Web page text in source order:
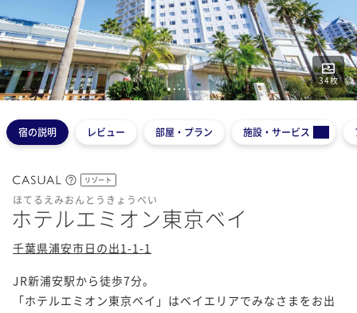
34枚
123 45
宿の説明 レビュー 部屋・プラン 施設・サービス
リゾート
ほてるえみおんとうきょうべい
ホテルエミオン東京ベイ
千葉県浦安市日の出1-1-1
JR新浦安駅から徒歩7分。
「ホテルエミオン東京ベイ」はベイエリアでみなさまをお出